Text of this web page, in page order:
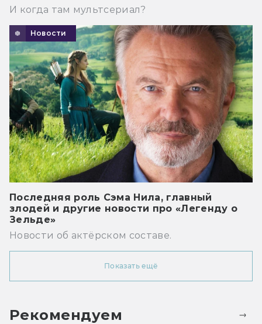
И когда там мультсериал?
Новости
Последняя роль Сэма Нила, главный
злодей и другие новости про «Легенду о
Зельде»
Новости об актёрском составе.
Показать ещё
Рекомендуем